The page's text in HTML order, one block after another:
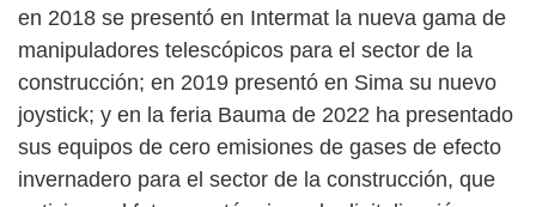
en 2018 se presentó en Intermat la nueva gama de
manipuladores telescópicos para el sector de la
construcción; en 2019 presentó en Sima su nuevo
joystick; y en la feria Bauma de 2022 ha presentado
sus equipos de cero emisiones de gases de efecto
invernadero para el sector de la construcción, que